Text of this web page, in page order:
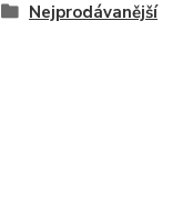
Nejprodávanější